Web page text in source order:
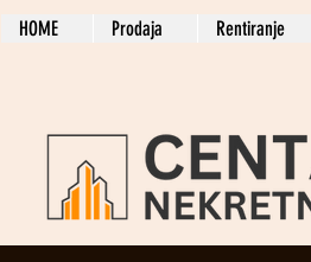
HOME Prodaja Rentiranje